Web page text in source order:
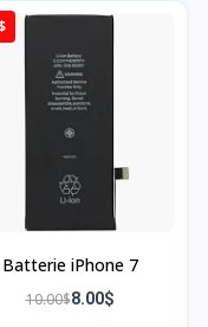
Batterie iPhone 7
10.00$8.00$